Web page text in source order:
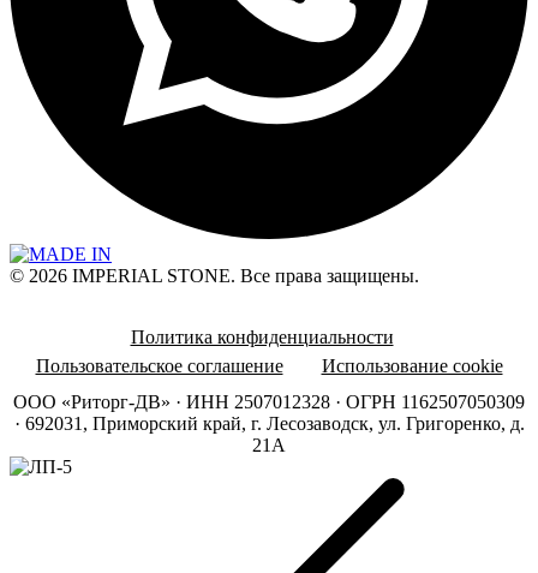
© 2026 IMPERIAL STONE. Все права защищены.
Политика конфиденциальности
Пользовательское соглашение
Использование cookie
ООО «Риторг-ДВ» · ИНН 2507012328 · ОГРН 1162507050309
· 692031, Приморский край, г. Лесозаводск, ул. Григоренко, д.
21А